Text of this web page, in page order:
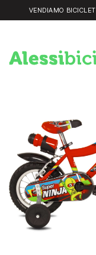
VENDIAMO